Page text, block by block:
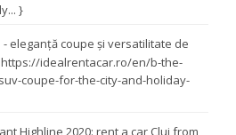
}
- eleganță coupe și versatilitate de
https://idealrentacar.ro/en/b-the-
coupe-for-the-city-and-holiday-
Highline 2020: rent a car Cluj from